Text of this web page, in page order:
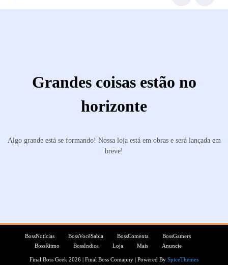
Grandes coisas estão no
horizonte
Algo grande está se formando! Nossa loja está em obras e será lançada em
breve!
BossNotícias BossVocêSabia BossComenta
BossGamers
BossRitmo
BossIndica Loja Mais Anuncie
Final Boss Geek 2026 | Final Boss Comapny | Powered By SpiceThemes